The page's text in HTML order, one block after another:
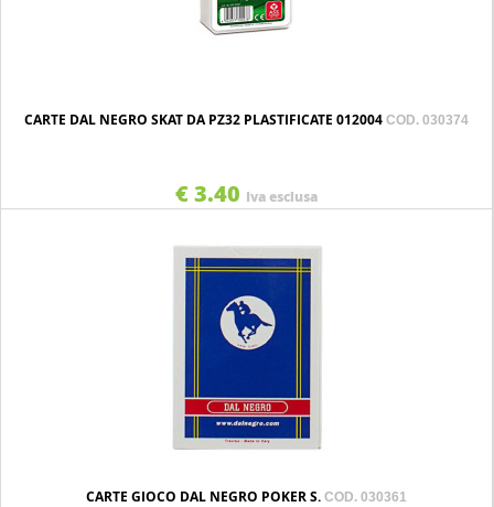
CARTE DAL NEGRO SKAT DA PZ32 PLASTIFICATE 012004 COD. 030374
€ 3.40 Iva esclusa
CARTE GIOCO DAL NEGRO POKER S. COD. 030361